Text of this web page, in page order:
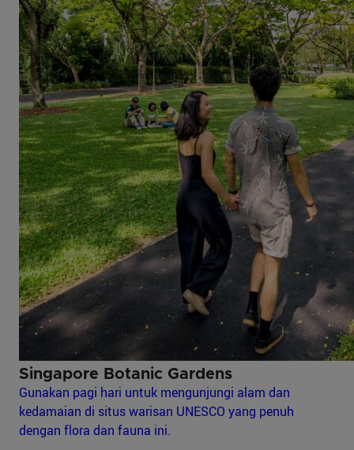
Singapore Botanic Gardens
Gunakan pagi hari untuk mengunjungi alam dan
kedamaian di situs warisan UNESCO yang penuh
dengan flora dan fauna ini.